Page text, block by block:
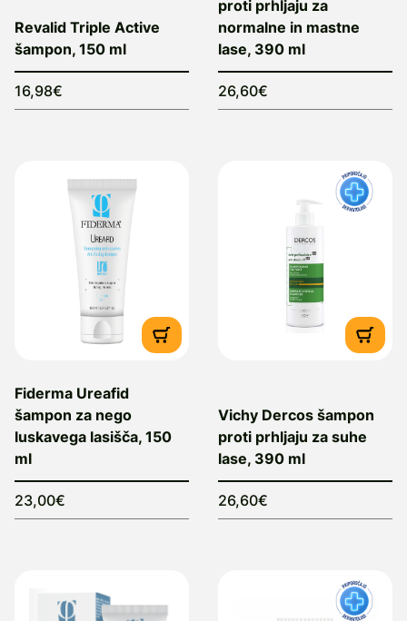
Revalid Triple Active
šampon, 150 ml
16,98€
proti prhljaju za
normalne in mastne
lase, 390 ml
26,60€
Fiderma Ureafid
šampon za nego
luskavega lasišča, 150
ml
23,00€
Vichy Dercos šampon
proti prhljaju za suhe
lase, 390 ml
26,60€